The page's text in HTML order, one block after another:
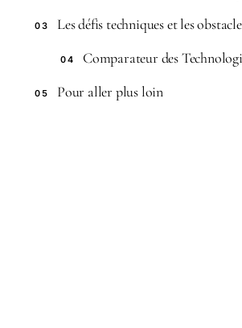
03 Les défis techniques et les
04 Comparateur des
05 Pour aller plus loin